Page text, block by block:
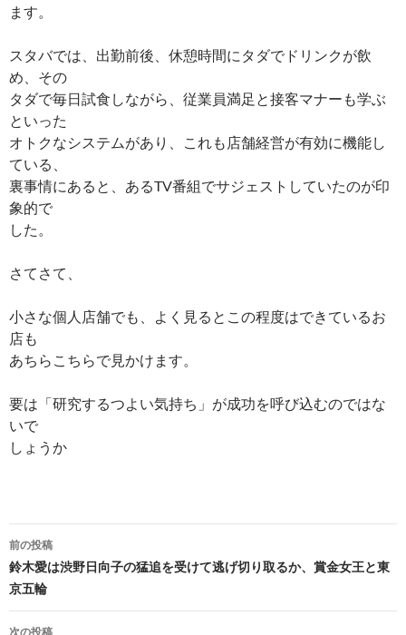
ます。
スタバでは、出勤前後、休憩時間にタダでドリンクが飲
め、その
タダで毎日試食しながら、従業員満足と接客マナーも学ぶ
といった
オトクなシステムがあり、これも店舗経営が有効に機能し
ている、
裏事情にあると、あるTV番組でサジェストしていたのが印
象的で
した。
さてさて、
小さな個人店舗でも、よく見るとこの程度はできているお
店も
あちらこちらで見かけます。
要は「研究するつよい気持ち」が成功を呼び込むのではな
いで
しょうか
投
稿
ナ
前の投稿
鈴木愛は渋野日向子の猛追を受けて逃げ切り取るか、賞金女王と東
京五輪
次の投稿